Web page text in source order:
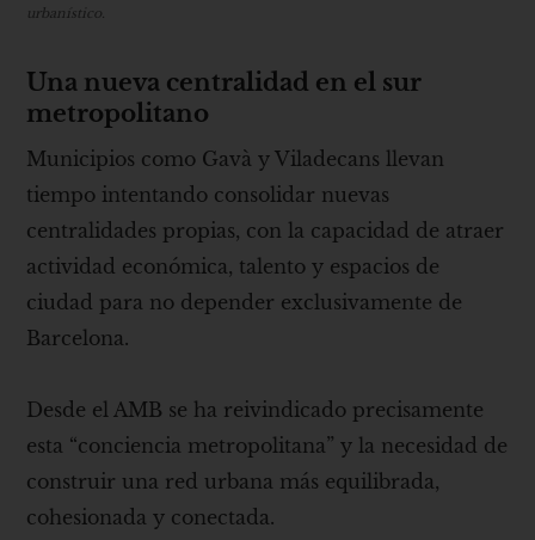
urbanístico.
Una nueva centralidad en el sur
metropolitano
Municipios como Gavà y Viladecans llevan
tiempo intentando consolidar nuevas
centralidades propias, con la capacidad de atraer
actividad económica, talento y espacios de
ciudad para no depender exclusivamente de
Barcelona.
Desde el AMB se ha reivindicado precisamente
esta “conciencia metropolitana” y la necesidad de
construir una red urbana más equilibrada,
cohesionada y conectada.